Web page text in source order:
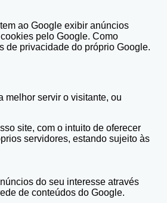
ao Google exibir anúncios
pelo Google. Como
de privacidade do próprio Google.
melhor servir o visitante, ou
site, com o intuito de oferecer
servidores, estando sujeito às
do seu interesse através
de conteúdos do Google.